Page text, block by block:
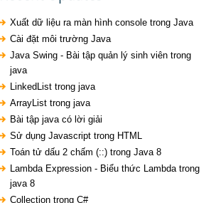
Xuất dữ liệu ra màn hình console trong Java
Cài đặt môi trường Java
Java Swing - Bài tập quản lý sinh viên trong
java
LinkedList trong java
ArrayList trong java
Bài tập java có lời giải
Sử dụng Javascript trong HTML
Toán tử dấu 2 chấm (::) trong Java 8
Lambda Expression - Biểu thức Lambda trong
java 8
Collection trong C#